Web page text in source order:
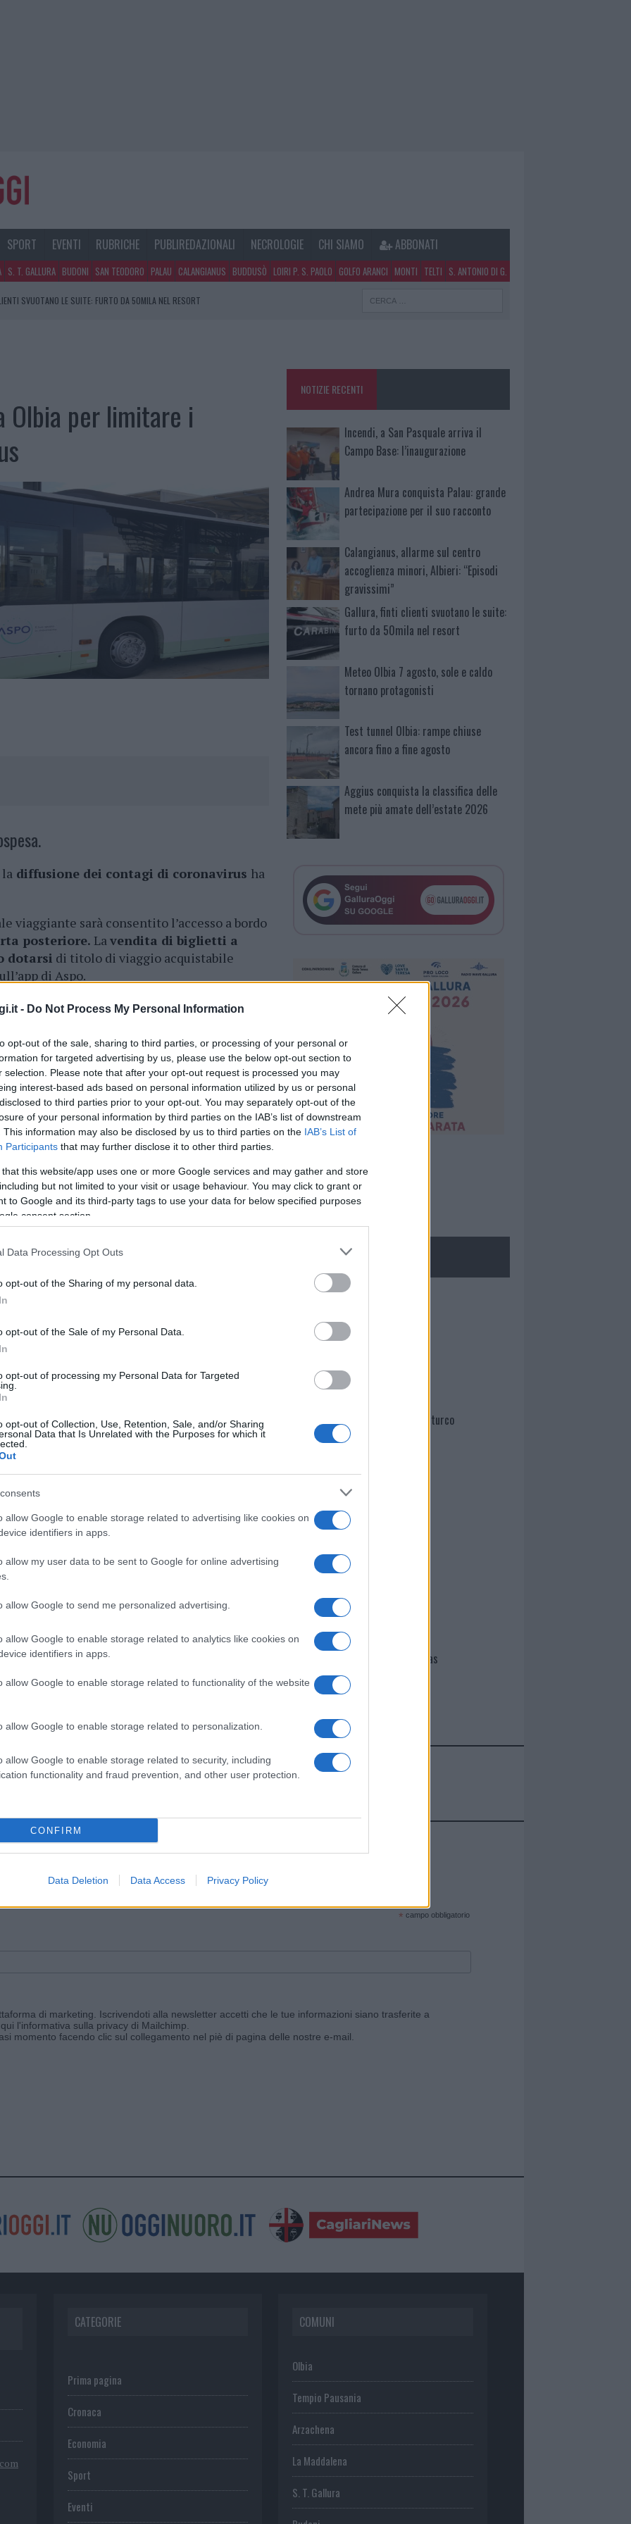
- Do Not Process My Personal Information
opt-out of the sale, sharing to third parties, or processing of your personal or
for targeted advertising by us, please use the below opt-out section to
selection. Please note that after your opt-out request is processed you may
interest-based ads based on personal information utilized by us or personal
to third parties prior to your opt-out. You may separately opt-out of the
of your personal information by third parties on the IAB’s list of downstream
This information may also be disclosed by us to third parties on the IAB’s List of
Participants that may further disclose it to other third parties.
that this website/app uses one or more Google services and may gather and store
but not limited to your visit or usage behaviour. You may click to grant or
to Google and its third-party tags to use your data for below specified purposes
consent section.
Data Processing Opt Outs
opt-out of the Sharing of my personal data.
opt-out of the Sale of my Personal Data.
opt-out of processing my Personal Data for Targeted
opt-out of Collection, Use, Retention, Sale, and/or Sharing
Data that Is Unrelated with the Purposes for which it
allow Google to enable storage related to advertising like cookies on
identifiers in apps.
allow my user data to be sent to Google for online advertising
allow Google to send me personalized advertising.
allow Google to enable storage related to analytics like cookies on
identifiers in apps.
allow Google to enable storage related to functionality of the website
allow Google to enable storage related to personalization.
allow Google to enable storage related to security, including
functionality and fraud prevention, and other user protection.
CONFIRM
Data Deletion Data Access Privacy Policy
SPORT EVENTI RUBRICHE PUBLIREDAZIONALI NECROLOGIE CHI SIAMO ABBONATI
S. T. GALLURA BUDONI SAN TEODORO PALAU CALANGIANUS BUDDUSÒ LOIRI P. S. PAOLO GOLFO ARANCI MONTI TELTI S. ANTONIO DI G.
SVUOTANO LE SUITE: FURTO DA 50MILA NEL RESORT
Olbia per limitare i
diffusione dei contagi di coronavirus ha
viaggiante sarà consentito l’accesso a bordo
posteriore. Lavendita di biglietti a
dotarsi di titolo di viaggio acquistabile
di Aspo.
è sospesa fino al 3 Aprile.Gli uffici
di sicurezza consigliate.
i canali digitali per tutte quelle
la presenza fisica ed evitiamo così inutili
cliccandoqui
nella sezioneLogin
Prossimo articolo
NOTIZIE RECENTI
Incendi, a San Pasquale arriva il
Campo Base: l’inaugurazione
Andrea Mura conquista Palau: grande
partecipazione per il suo racconto
Calangianus, allarme sul centro
accoglienza minori, Albieri: “Episodi
gravissimi”
Gallura, finti clienti svuotano le suite:
furto da 50mila nel resort
Meteo Olbia 7 agosto, sole e caldo
tornano protagonisti
Test tunnel Olbia: rampe chiuse
ancora fino a fine agosto
Aggius conquista la classifica delle
mete più amate dell’estate 2026
NECROLOGIE
Martina Agostina Diturco
I nostri cari
I nostri cari
Giovannimaria Cabras
Invia un Comunicato Stampa|Pubblicità|Segnala
e ricevi le nostre email periodiche contenenti le ultime notizie pubblicate sul sito web!
* campo obbligatorio
di marketing. Iscrivendoti alla newsletter accetti che le tue informazioni siano trasferite a
l'informativa sulla privacy di Mailchimp
momento facendo clic sul collegamento nel piè di pagina delle nostre e-mail.
CATEGORIE
Prima pagina
Cronaca
Economia
Sport
Eventi
COMUNI
Olbia
Tempio Pausania
Arzachena
La Maddalena
S. T. Gallura